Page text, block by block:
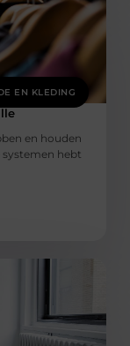
EN KLEDING
en houden
systemen hebt